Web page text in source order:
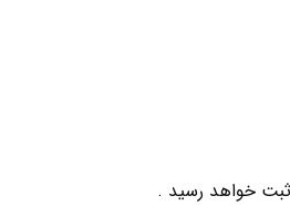
خواهد رسید .